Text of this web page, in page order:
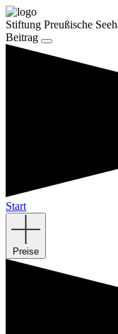
Stiftung Preußische
Beitrag
Start
Preise